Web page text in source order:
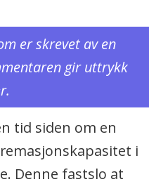
er skrevet av en
gir uttrykk
tid siden om en
i
Denne fastslo at